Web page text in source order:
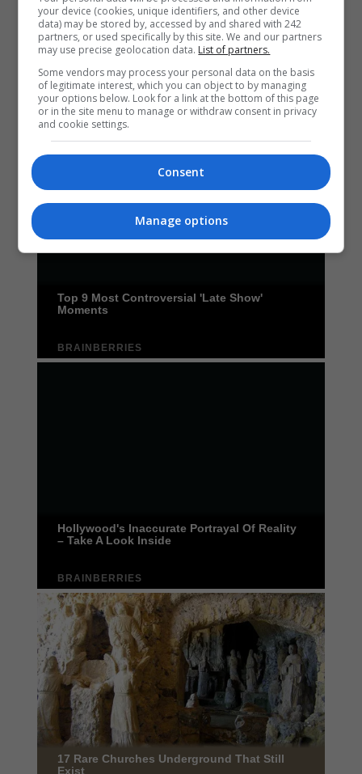
your device (cookies, unique identifiers, and other device
data) may be stored by, accessed by and shared with 242
partners, or used specifically by this site. We and our partners
may use precise geolocation data. List of partners.
Some vendors may process your personal data on the basis
of legitimate interest, which you can object to by managing
your options below. Look for a link at the bottom of this page
or in the site menu to manage or withdraw consent in privacy
and cookie settings.
Consent
Manage options